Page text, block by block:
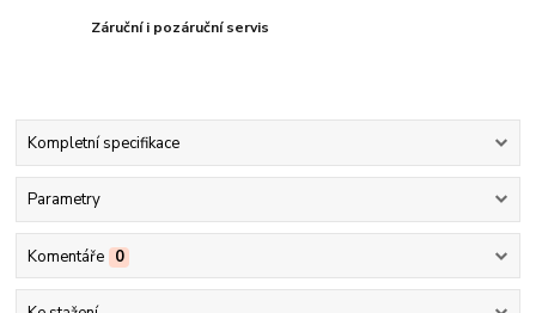
Záruční i pozáruční servis
Kompletní specifikace
Parametry
Komentáře 0